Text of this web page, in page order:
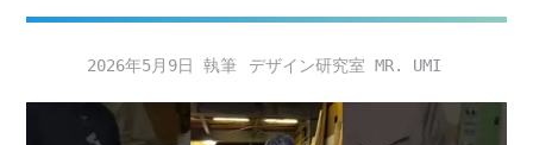
2026年5月9日 デザイン研究室 MR. UMI